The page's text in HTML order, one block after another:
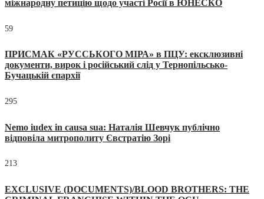
міжнародну петицію щодо участі Росії в ЮНЕСКО
59
ПРИСМАК «РУССЬКОГО МІРА» в ПЦУ: ексклюзивні
документи, вирок і російський слід у Тернопільсько-
Бучацькій єпархії
295
Nemo iudex in causa sua: Наталія Шевчук публічно
відповіла митрополиту Євстратію Зорі
213
EXCLUSIVE (DOCUMENTS)/BLOOD BROTHERS: THE